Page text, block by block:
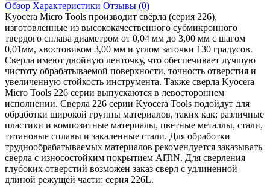
Обзор Характеристики Отзывы (0)
Kyocera Micro Tools производит свёрла (серия 226),
изготовленные из высококачественного субмикронного
твердого сплава диаметром от 0,04 мм до 3,00 мм с шагом
0,01мм, хвостовиком 3,00 мм и углом заточки 130 градусов.
Сверла имеют двойную ленточку, что обеспечивает лучшую
чистоту обрабатываемой поверхности, точность отверстия и
увеличенную стойкость инструмента. Также сверла Kyocera
Micro Tools 226 серии выпускаются в левостороннем
исполнении. Сверла 226 серии Kyocera Tools подойдут для
обработки широкой группы материалов, таких как: различные
пластики и композитные материалы, цветные металлы, стали,
титановые сплавы и закаленные стали. Для обработки
труднообрабатываемых материалов рекомендуется заказывать
сверла с износостойким покрытием AlTiN. Для сверления
глубоких отверстий возможен заказ сверл с удлиненной
длиной режущей части: серия 226L.